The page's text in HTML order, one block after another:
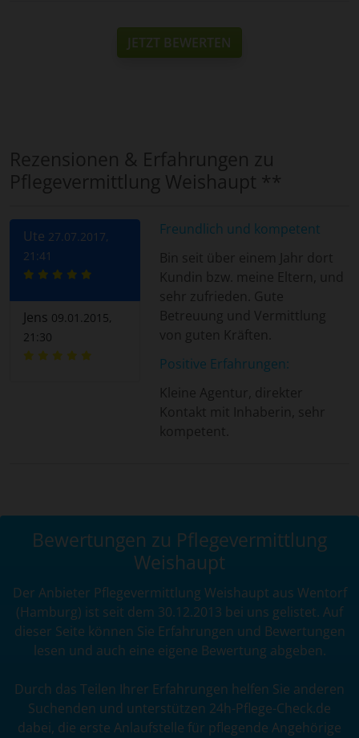
JETZT BEWERTEN
Rezensionen & Erfahrungen zu
Pflegevermittlung Weishaupt **
Ute 27.07.2017,
21:41
Jens 09.01.2015,
21:30
Freundlich und kompetent
Bin seit über einem Jahr dort
Kundin bzw. meine Eltern, und
sehr zufrieden. Gute
Betreuung und Vermittlung
von guten Kräften.
Positive Erfahrungen:
Kleine Agentur, direkter
Kontakt mit Inhaberin, sehr
kompetent.
Bewertungen zu Pflegevermittlung
Weishaupt
Der Anbieter Pflegevermittlung Weishaupt aus Wentorf
(Hamburg) ist seit dem 30.12.2013 bei uns gelistet. Auf
dieser Seite können Sie Erfahrungen und Bewertungen
lesen und auch eine eigene Bewertung abgeben.
Durch das Teilen Ihrer Erfahrungen helfen Sie anderen
Suchenden und unterstützen 24h-Pflege-Check.de
dabei, die erste Anlaufstelle für pflegende Angehörige